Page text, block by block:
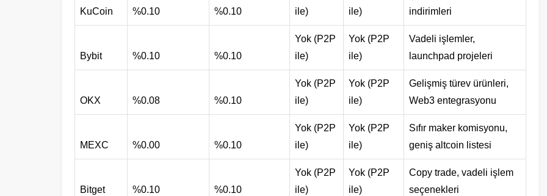
KuCoin %0.10 %0.10
ile)
ile)
indirimleri
Bybit %0.10 %0.10
Yok (P2P
ile)
Yok (P2P
ile)
Vadeli işlemler,
launchpad projeleri
OKX %0.08 %0.10
Yok (P2P
ile)
Yok (P2P
ile)
Gelişmiş türev ürünleri,
Web3 entegrasyonu
MEXC %0.00 %0.10
Yok (P2P
ile)
Yok (P2P
ile)
Sıfır maker komisyonu,
geniş altcoin listesi
Bitget %0.10 %0.10
Yok (P2P
ile)
Yok (P2P
ile)
Copy trade, vadeli işlem
seçenekleri